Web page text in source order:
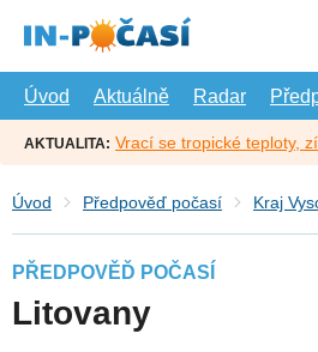
hlavní
Úvod
Aktuálně Radar
AKTUALITA: Vrací se tropické teploty,
Úvod Předpověď počasí Kraj
PŘEDPOVĚĎ POČASÍ
Litovany